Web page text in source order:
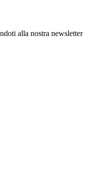
alla nostra newsletter